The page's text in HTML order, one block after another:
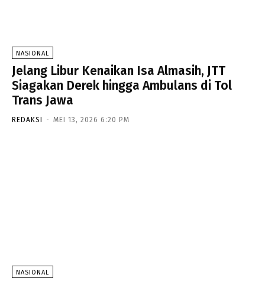
NASIONAL
Jelang Libur Kenaikan Isa Almasih, JTT
Siagakan Derek hingga Ambulans di Tol
Trans Jawa
REDAKSI - MEI 13, 2026 6:20 PM
NASIONAL